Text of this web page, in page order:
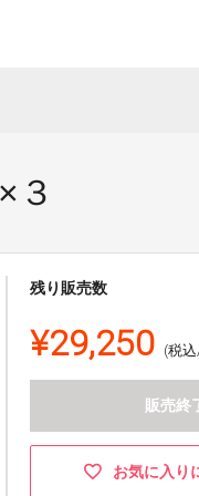
３
残り販売数
¥29,250 (税
販売終
お気に入り